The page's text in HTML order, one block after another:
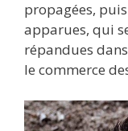
propagées,
apparues, qui
répandues
le commerce